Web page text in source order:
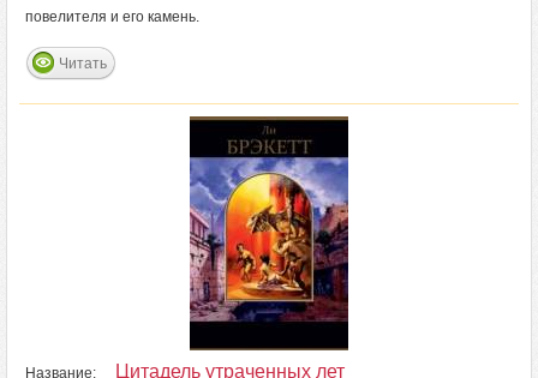
повелителя и его камень.
Читать
Название: Цитадель утраченных лет